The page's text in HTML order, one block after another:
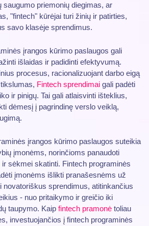
priemonių diegimas, ar
"fintech" kūrėjai turi žinių ir patirties,
savo klasėje sprendimus.
įrangos kūrimo paslaugos gali
išlaidas ir padidinti efektyvumą.
procesus, racionalizuojant darbo eigą
tikslumas, Fintech sprendimai gali padėti
ir pinigų. Tai gali atlaisvinti išteklius,
dėmesį į pagrindinę verslo veiklą,
įrangos kūrimo paslaugos suteikia
įmonėms, norinčioms panaudoti
sėkmei skatinti. Fintech programinės
įmonėms išlikti pranašesnėms už
novatoriškus sprendimus, atitinkančius
- nuo pritaikymo ir greičio iki
taupymo. Kaip fintech pramonė toliau
investuojančios į fintech programinės